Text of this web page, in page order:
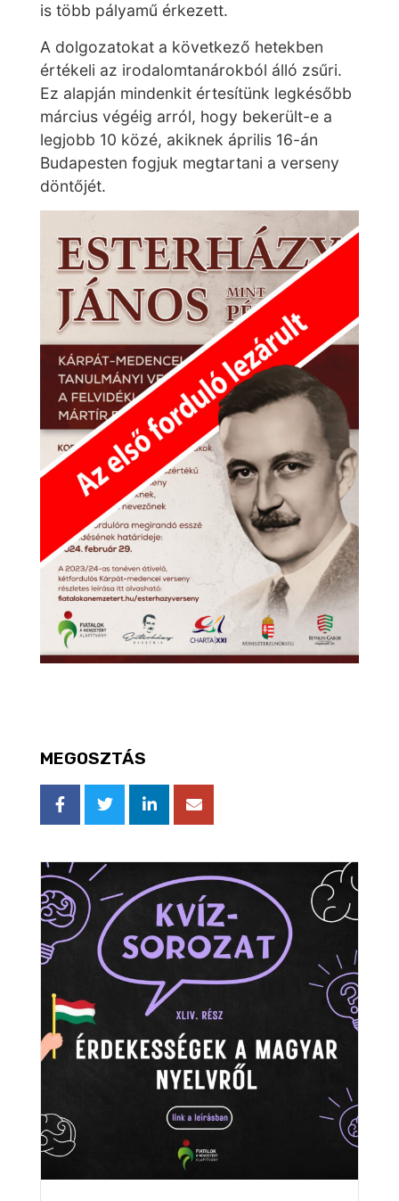
is több pályamű érkezett.
A dolgozatokat a következő hetekben
értékeli az irodalomtanárokból álló zsűri.
Ez alapján mindenkit értesítünk legkésőbb
március végéig arról, hogy bekerült-e a
legjobb 10 közé, akiknek április 16-án
Budapesten fogjuk megtartani a verseny
döntőjét.
MEGOSZTÁS